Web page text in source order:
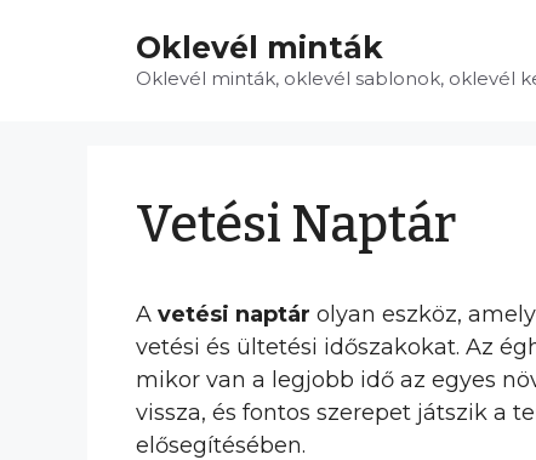
Oklevél minták
Oklevél minták, oklevél sablonok, oklevél
Vetési Naptár
A vetési naptár olyan eszköz,
vetési és ültetési időszakokat. Az
mikor van a legjobb idő az egyes
vissza, és fontos szerepet játszik a
elősegítésében.